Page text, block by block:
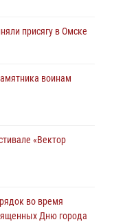
присягу в Омске
воинам
«Вектор
во время
Дню города